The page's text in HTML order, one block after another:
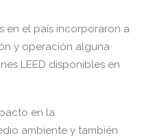
en el país incorporaron a
y operación alguna
LEED disponibles en
en la
ambiente y también